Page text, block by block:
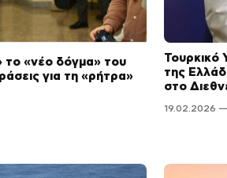
το «νέο δόγμα» του
για τη «ρήτρα»
Τουρκικό
της
στο
19.02.2026 —